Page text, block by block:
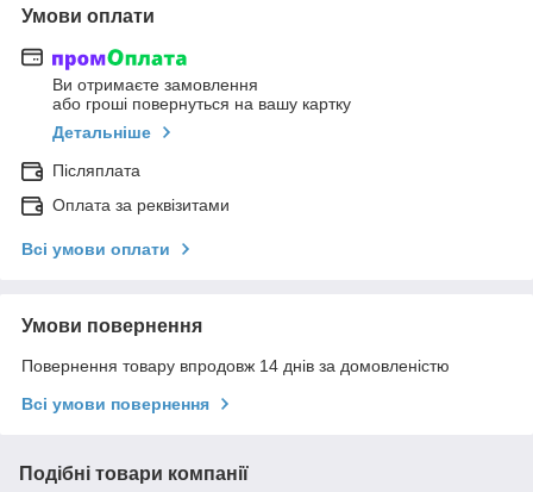
Умови оплати
Ви отримаєте замовлення
або гроші повернуться на вашу картку
Детальніше
Післяплата
Оплата за реквізитами
Всі умови оплати
Умови повернення
Повернення товару впродовж 14 днів за домовленістю
Всі умови повернення
Подібні товари компанії